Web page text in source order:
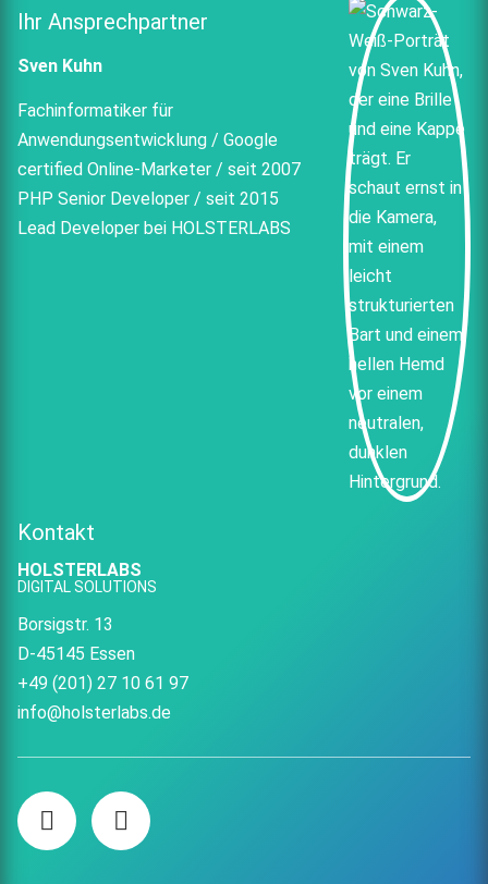
Ihr Ansprechpartner
Sven Kuhn
Fachinformatiker für
Anwendungsentwicklung / Google
certified Online-Marketer / seit 2007
PHP Senior Developer / seit 2015
Lead Developer bei HOLSTERLABS
Kontakt
HOLSTERLABS
DIGITAL SOLUTIONS
Borsigstr. 13
D-45145 Essen
+49 (201) 27 10 61 97
info@holsterlabs.de
HOLSTERLABSHOLSTERLABS